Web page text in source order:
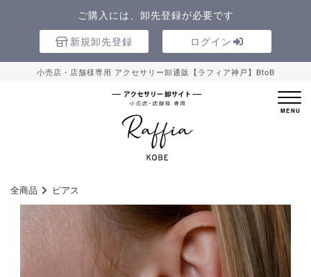
ご購入には、卸先登録が必要です
新規卸先登録
ログイン
小売店・店舗様専用 アクセサリー卸通販【ラフィア神戸】BtoB
全商品 ピアス